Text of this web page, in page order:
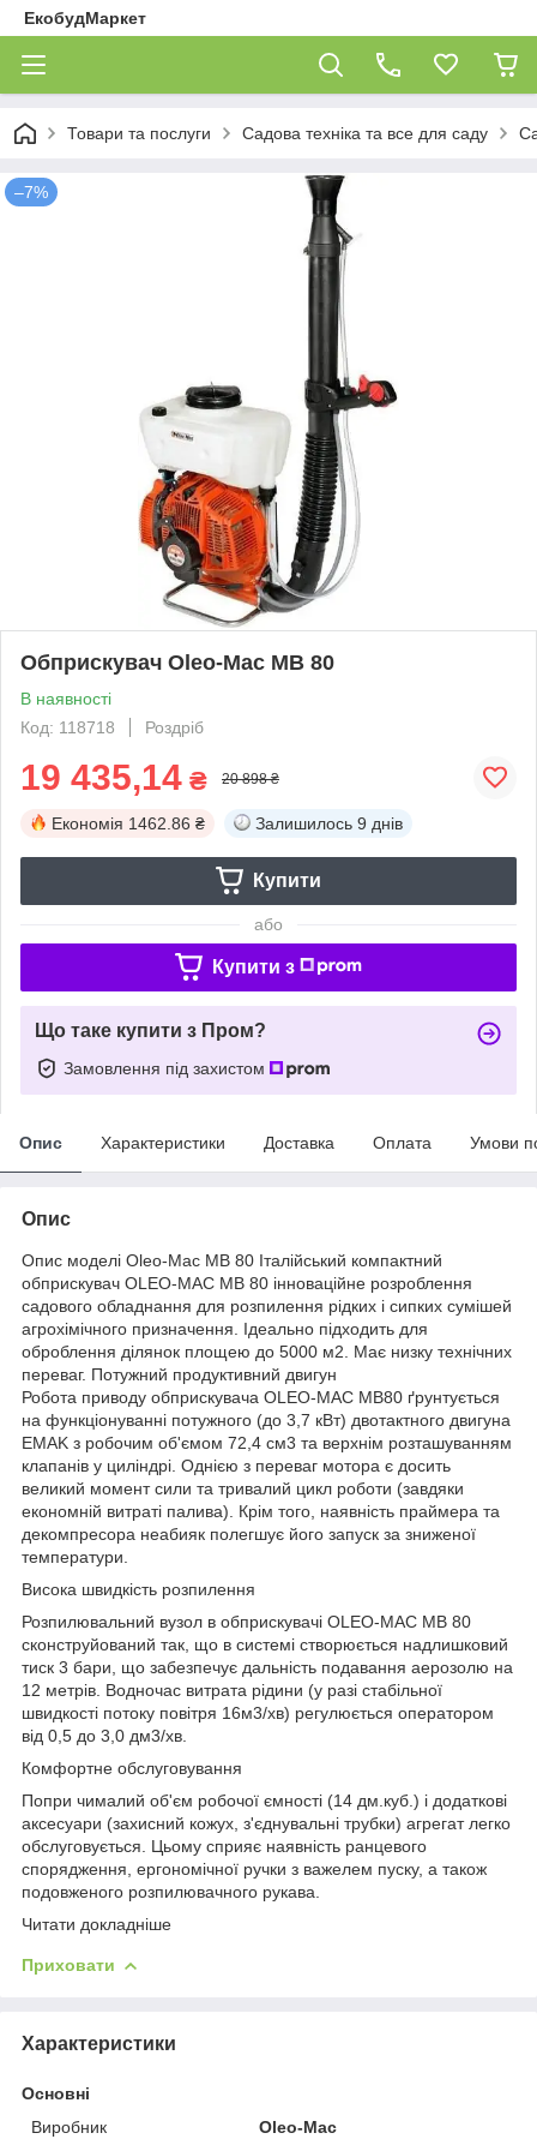
ЕкобудМаркет
Товари та послуги Садова техніка та все для саду
–7%
Обприскувач Oleo-Mac MB 80
В наявності
Код: 118718
Роздріб
19 435,14 ₴ 20 898 ₴
Економія 1462.86 ₴ Залишилось 9 днів
Купити
або
Купити з
Що таке купити з Пром?
Замовлення під захистом
Опис Характеристики Доставка Оплата Умови
Опис
Опис моделі Oleo-Mac MB 80 Італійський компактний
обприскувач OLEO-MAC MB 80 інноваційне розроблення
садового обладнання для розпилення рідких і сипких сумішей
агрохімічного призначення. Ідеально підходить для
оброблення ділянок площею до 5000 м2. Має низку технічних
переваг. Потужний продуктивний двигун
Робота приводу обприскувача OLEO-MAC MB80 ґрунтується
на функціонуванні потужного (до 3,7 кВт) двотактного двигуна
EMAK з робочим об'ємом 72,4 см3 та верхнім розташуванням
клапанів у циліндрі. Однією з переваг мотора є досить
великий момент сили та тривалий цикл роботи (завдяки
економній витраті палива). Крім того, наявність праймера та
декомпресора неабияк полегшує його запуск за зниженої
температури.
Висока швидкість розпилення
Розпилювальний вузол в обприскувачі OLEO-MAC MB 80
сконструйований так, що в системі створюється надлишковий
тиск 3 бари, що забезпечує дальність подавання аерозолю на
12 метрів. Водночас витрата рідини (у разі стабільної
швидкості потоку повітря 16м3/хв) регулюється оператором
від 0,5 до 3,0 дм3/хв.
Комфортне обслуговування
Попри чималий об'єм робочої ємності (14 дм.куб.) і додаткові
аксесуари (захисний кожух, з'єднувальні трубки) агрегат легко
обслуговується. Цьому сприяє наявність ранцевого
спорядження, ергономічної ручки з важелем пуску, а також
подовженого розпилювачного рукава.
Читати докладніше
Приховати
Характеристики
Основні
Виробник
Oleo-Mac